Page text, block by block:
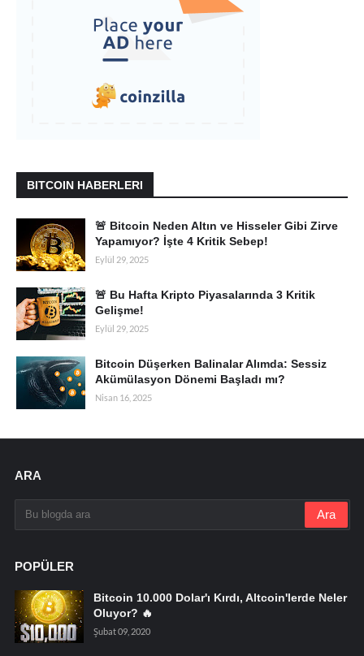
BITCOIN HABERLERI
🚨 Bitcoin Neden Altın ve Hisseler Gibi Zirve
Yapamıyor? İşte 4 Kritik Sebep!
Eylül 29, 2025
🚨 Bu Hafta Kripto Piyasalarında 3 Kritik
Gelişme!
Eylül 29, 2025
Bitcoin Düşerken Balinalar Alımda: Sessiz
Akümülasyon Dönemi Başladı mı?
Nisan 16, 2025
ARA
POPÜLER
Bitcoin 10.000 Dolar'ı Kırdı, Altcoin'lerde Neler
Oluyor? 🔥
Şubat 09, 2020